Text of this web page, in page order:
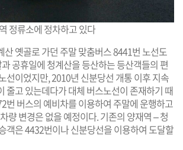
정류소에 정차하고 있다
산 옛골로 가던 주말 맞춤버스 8441번 노선도
공휴일에 청계산을 등산하는 등산객들의 편
선이었지만, 2010년 신분당선 개통 이후 지속
줄고 있는데다가 대체 버스노선이 존재하기 때
번 버스의 예비차를 이용하여 주말에 운행하고
량 변경은 없을 예정이다. 기존의 양재역 – 청
객은 4432번이나 신분당선을 이용하여 도달할